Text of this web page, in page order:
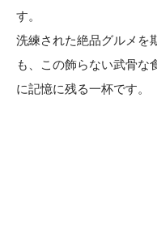
す。
洗練された絶品グルメを
も、この飾らない武骨な
に記憶に残る一杯です。